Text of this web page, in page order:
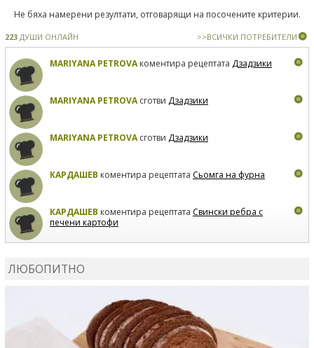
Не бяха намерени резултати, отговарящи на посочените критерии.
223 ДУШИ ОНЛАЙН >>ВСИЧКИ ПОТРЕБИТЕЛИ
MARIYANA PETROVAкоментира рецептата Дзадзики
MARIYANA PETROVAсготви Дзадзики
MARIYANA PETROVAсготви Дзадзики
КАРДАШЕВ коментира рецептата Сьомга на фурна
КАРДАШЕВ коментира рецептата Свински ребра с
печени картофи
ЛЮБОПИТНО